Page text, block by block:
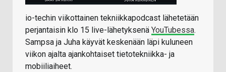
io-techin viikottainen tekniikkapodcast lähetetään
perjantaisin klo 15 live-lähetyksenä YouTubessa.
Sampsa ja Juha käyvät keskenään läpi kuluneen
viikon ajalta ajankohtaiset tietotekniikka- ja
mobiiliaiheet.